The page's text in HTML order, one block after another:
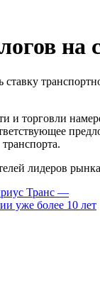
на
торговли
лидеров
Транс —
уже более 10 лет